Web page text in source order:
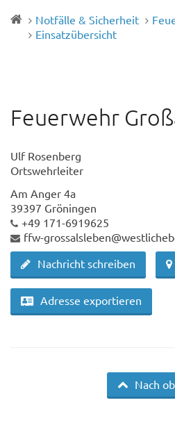
Notfälle & Sicherheit
Einsatzübersicht
Feuerwehr
Ulf Rosenberg
Ortswehrleiter
Am Anger 4a
39397 Gröningen
+49 171-6919625
ffw-
Nachricht schreiben
Adresse exportieren
Nach